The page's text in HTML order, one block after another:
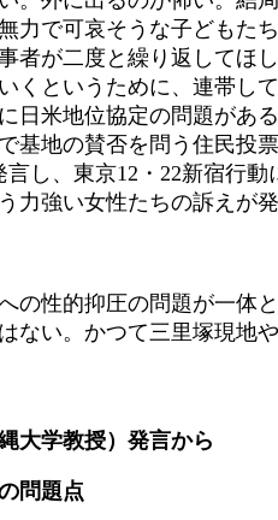
で可哀そうな子どもた
者が二度と繰り返してほ
くというために、連帯し
米地位協定の問題がある
基地の賛否を問う住民投
し、東京12・22新宿行
力強い女性たちの訴えが
性的抑圧の問題が一体
い。かつて三里塚現地
。
大学教授）発言から
問題点